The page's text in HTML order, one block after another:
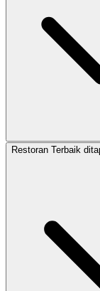
Restoran Terbaik